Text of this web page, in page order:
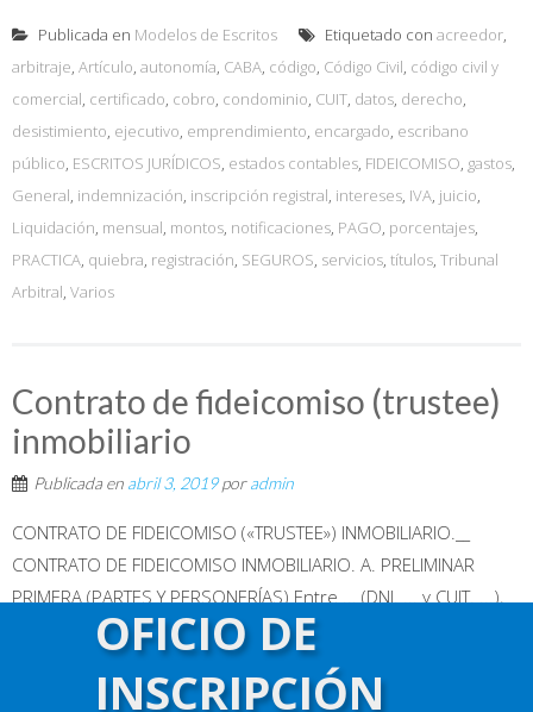
Publicada en Modelos de Escritos Etiquetado con acreedor,
arbitraje, Artículo, autonomía, CABA, código, Código Civil, código civil y
comercial, certificado, cobro, condominio, CUIT, datos, derecho,
desistimiento, ejecutivo, emprendimiento, encargado, escribano
público, ESCRITOS JURÍDICOS, estados contables, FIDEICOMISO, gastos,
General, indemnización, inscripción registral, intereses, IVA, juicio,
Liquidación, mensual, montos, notificaciones, PAGO, porcentajes,
PRACTICA, quiebra, registración, SEGUROS, servicios, títulos, Tribunal
Arbitral, Varios
Contrato de fideicomiso (trustee)
inmobiliario
Publicada en abril 3, 2019poradmin
CONTRATO DE FIDEICOMISO («TRUSTEE») INMOBILIARIO.__
CONTRATO DE FIDEICOMISO INMOBILIARIO. A. PRELIMINAR
PRIMERA (PARTES Y PERSONERÍAS) Entre ... (DNI. ... y CUIT. ...),
domiciliado en ..., en adelante denominado «BENEFICIARIO»,
por una parte y la empresa ... S.A. (CUIT. ...), domiciliada en ...,
representada para este acto por ... (DNI. ... y CUIT. ...), en su
OFICIO DE
INSCRIPCIÓN